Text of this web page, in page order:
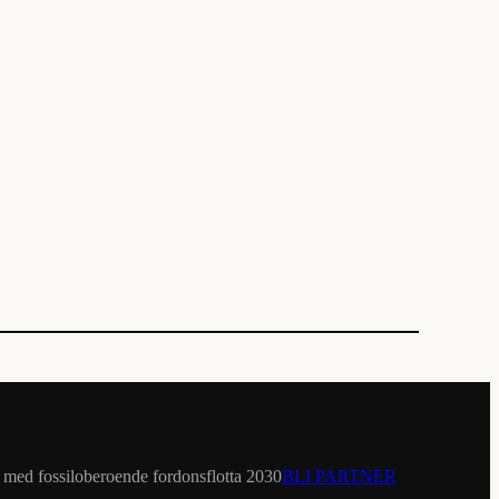
fossiloberoende fordonsflotta 2030BLI PARTNER